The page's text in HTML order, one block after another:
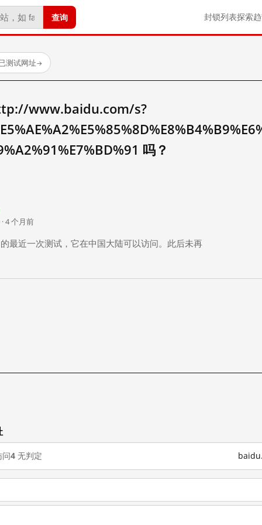
查询 封锁列表探索
测试网址→
www.baidu.com/s?
吗？
4 个月前
最近一次测试，它在中国大陆可以访问。此后未再
问4 无判定